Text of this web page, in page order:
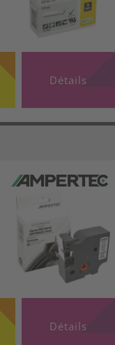
Détails
Détails